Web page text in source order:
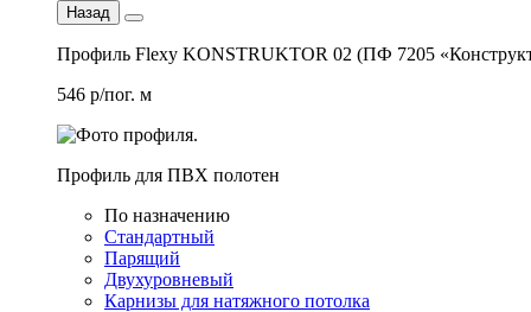
Назад
Профиль Flexy KONSTRUKTOR 02 (ПФ 7205
546 р/пог. м
Профиль для ПВХ полотен
По назначению
Стандартный
Парящий
Двухуровневый
Карнизы для натяжного потолка